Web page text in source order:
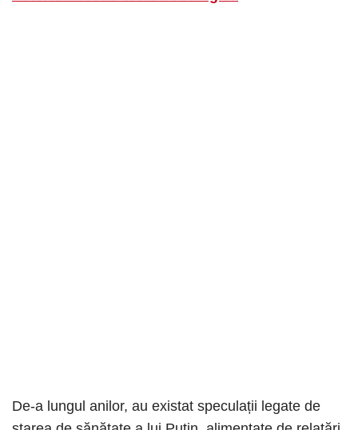
De-a lungul anilor, au existat speculații legate de